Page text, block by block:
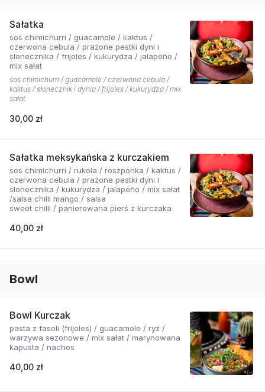
Sałatka
sos chimichurri / guacamole / kaktus /
czerwona cebula / prażone pestki dyni i
słonecznika / frijoles / kukurydza / jalapeño /
mix sałat
sos chimichurri / guacamole / czerwona cebula /
kaktus / słonecznik i dynia / frijoles / kukurydza / mix
sałat
30,00 zł
Sałatka meksykańska z kurczakiem
sos chimichurri / rukola / roszponka / kaktus /
czerwona cebula / prażone pestki dyni i
słonecznika / kukurydza / jalapeño / mix sałat
/salsa chilli mango / salsa
sweet chilli / panierowana pierś z kurczaka
40,00 zł
Bowl
Bowl Kurczak
pasta z fasoli (frijoles) / guacamole / ryż /
warzywa sezonowe / mix sałat / marynowana
kapusta / nachos
40,00 zł